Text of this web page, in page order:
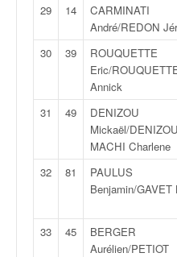
29 14
CARMINATI
André/REDON
30 39
ROUQUETTE
Eric/
Annick
31 49
DENIZOU
Mickaël/
MACHI Charlene
32 81
PAULUS
Benjamin/GAVET
33 45
BERGER
Aurélien/PETIOT